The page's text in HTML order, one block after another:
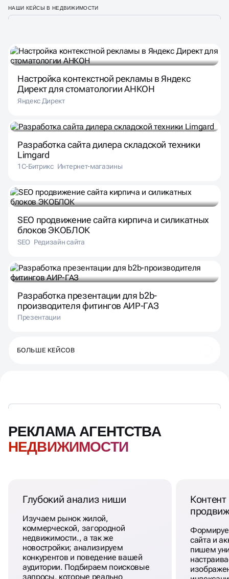
НАШИ КЕЙСЫ В НЕДВИЖИМОСТИ
Настройка контекстной рекламы в Яндекс
Директ для стоматологии АНКОН
Яндекс Директ
Разработка сайта дилера складской техники
Limgard
1С-Битрикс Интернет-магазины
SEO продвижение сайта кирпича и силикатных
блоков ЭКОБЛОК
SEO Редизайн сайта
Разработка презентации для b2b-
производителя фитингов АИР-ГАЗ
Презентации
БОЛЬШЕ КЕЙСОВ
РЕКЛАМА АГЕНТСТВА
НЕДВИЖИМОСТИ
Глубокий анализ ниши
Изучаем рынок жилой,
коммерческой, загородной
недвижимости., а так же
новостройки; анализируем
конкурентов и поведение вашей
аудитории. Подбираем поисковые
запросы, которые реально
Контент
сайта и
пишем